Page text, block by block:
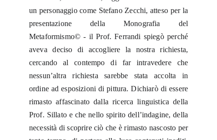
un personaggio come Stefano Zecchi, atteso per la
presentazione della Monografia del
Metaformismo© - il Prof. Ferrandi spiegò perché
aveva deciso di accogliere la nostra richiesta,
cercando al contempo di far intravedere che
nessun’altra richiesta sarebbe stata accolta in
ordine ad esposizioni di pittura. Dichiarò di essere
rimasto affascinato dalla ricerca linguistica della
Prof. Sillato e che nello spirito dell’indagine, della
necessità di scoprire ciò che è rimasto nascosto per